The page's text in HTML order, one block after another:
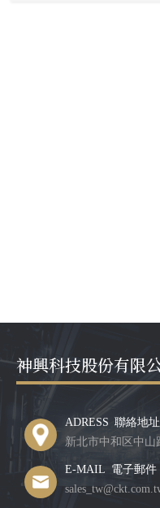
神興科技股份有限
ADRESS 聯絡地址
新北市中和区中山
E-MAIL 電子郵件